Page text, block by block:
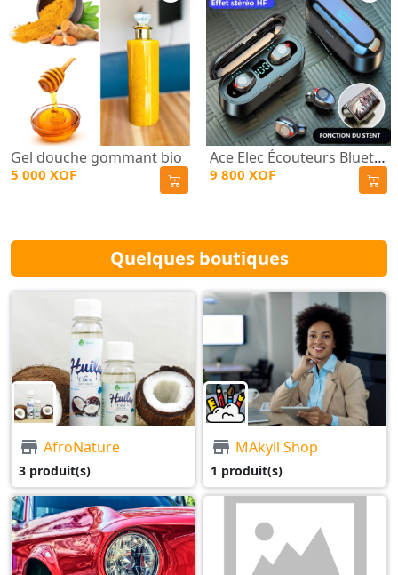
Gel douche gommant bio
5 000 XOF
Ace Elec Écouteurs Bluetooth Stéréo - Pioneer F9 - Noir
9 800 XOF
Quelques boutiques
AfroNature
3 produit(s)
MAkyll Shop
1 produit(s)